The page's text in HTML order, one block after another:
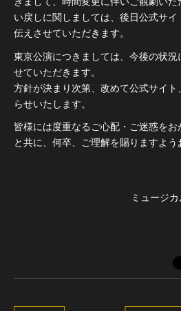
い戻しに関しましては、後日公式サ
伝えさせていただきます。
東京公演につきましては、今後の状況
せていただきます。
方針が決まり次第、改めて公式サイ
らせいたします。
皆様には度重なるご心配・ご迷惑を
と共に、何卒、ご理解を賜りますよう
ミュージ